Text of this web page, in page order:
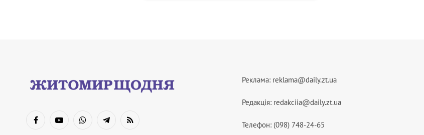
FacebookYouTubeWhatsAppTelegramRSS
Реклама: reklama@daily.zt.ua
Редакція: redakciia@daily.zt.ua
Телефон: (098) 748-24-65